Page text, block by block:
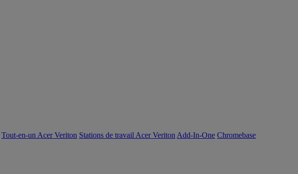
Tout-en-un Acer Veriton Stations de travail Acer Veriton Add-In-One Chromebase